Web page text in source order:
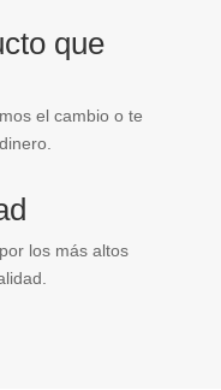
que
el cambio o te
los más altos